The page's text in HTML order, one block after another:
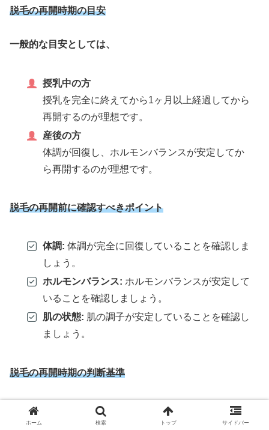
脱毛の再開時期の目安
一般的な目安としては、
授乳中の方
授乳を完全に終えてから1ヶ月以上経過してから
再開するのが理想です。
産後の方
体調が回復し、ホルモンバランスが安定してか
ら再開するのが理想です。
脱毛の再開前に確認すべきポイント
体調: 体調が完全に回復していることを確認しま
しょう。
ホルモンバランス: ホルモンバランスが安定して
いることを確認しましょう。
肌の状態: 肌の調子が安定していることを確認し
ましょう。
脱毛の再開時期の判断基準
出産前の体重に戻っているか、体重の増減が激
ホーム 検索 トップ サイドバー